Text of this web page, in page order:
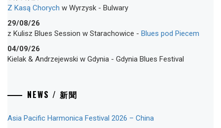
Z Kasą Chorych w Wyrzysk - Bulwary
29/08/26
z Kulisz Blues Session w Starachowice - Blues pod Piecem
04/09/26
Kielak & Andrzejewski w Gdynia - Gdynia Blues Festival
NEWS / 新聞
Asia Pacific Harmonica Festival 2026 – China